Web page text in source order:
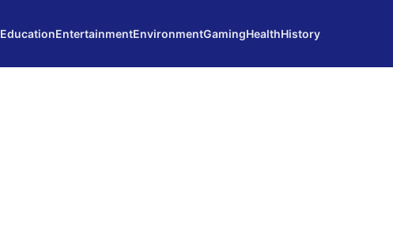
EducationEntertainmentEnvironmentGamingHealthHistory